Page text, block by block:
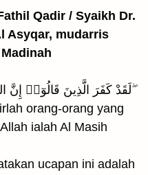
Qadir / Syaikh Dr.
Asyqar, mudarris
orang-orang yang
ialah Al Masih
ucapan ini adalah